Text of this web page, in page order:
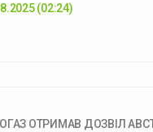
(02:24)
ОТРИМАВ ДОЗВІЛ